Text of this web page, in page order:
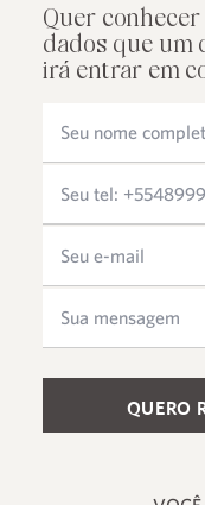
Quer conhecer
dados que um
irá entrar em
Please leave this field